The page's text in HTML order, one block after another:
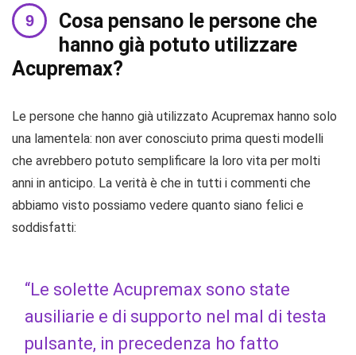
Cosa pensano le persone che
hanno già potuto utilizzare
Acupremax?
Le persone che hanno già utilizzato Acupremax hanno solo
una lamentela: non aver conosciuto prima questi modelli
che avrebbero potuto semplificare la loro vita per molti
anni in anticipo. La verità è che in tutti i commenti che
abbiamo visto possiamo vedere quanto siano felici e
soddisfatti:
“Le solette Acupremax sono state
ausiliarie e di supporto nel mal di testa
pulsante, in precedenza ho fatto